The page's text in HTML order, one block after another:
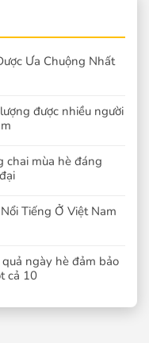
Ưa Chuộng Nhất
được nhiều người
chai mùa hè đáng
Tiếng Ở Việt Nam
ngày hè đảm bảo
cả 10